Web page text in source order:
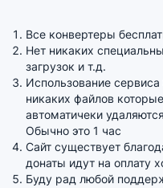
Все конвертеры
Нет никаких
загрузок и т.д.
Использование
никаких файлов
автоматичеки
Обычно это 1 час
Сайт существует
донаты идут на оплату
Буду рад любой